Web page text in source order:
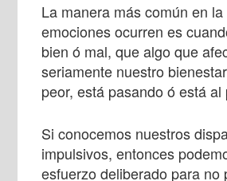
La manera más común en
emociones ocurren es
bien ó mal, que algo que
seriamente nuestro
peor, está pasando ó está al
Si conocemos nuestros
impulsivos, entonces
esfuerzo deliberado para no